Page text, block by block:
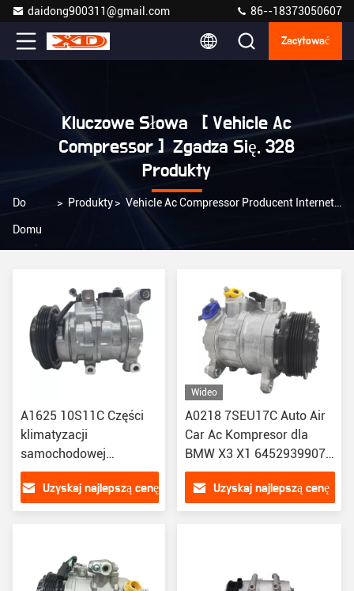
daidong900311@gmail.com 86--18373050607
Zacytować
Kluczowe Słowa [ Vehicle Ac
Compressor ] Zgadza Się. 328
Produkty
Do
Domu
> Produkty > Vehicle Ac Compressor Producent Internetowy
A1625 10S11C Części
klimatyzacji
samochodowej
Kompresor AC
samochodowy dla
Toyoty VIOS 1.3 88320-
Uzyskaj najlepszą cenę
Wideo
A0218 7SEU17C Auto Air
Car Ac Kompresor dla
BMW X3 X1 64529399072
64529223695
Uzyskaj najlepszą cenę